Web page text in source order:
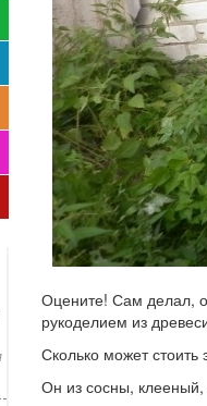
Оцените! Сам делал,
рукоделием из
Сколько может стоить
Он из сосны,